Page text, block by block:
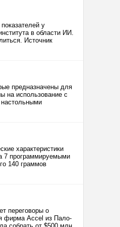
у
в области ИИ.
Источник
предназначены для
на использование с
характеристики
7 программируемыми
140 граммов
переговоры о
фирма Accel из Пало-